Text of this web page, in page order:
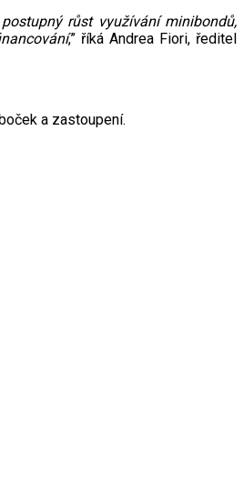
růst využívání minibondů,
,” říká Andrea Fiori, ředitel
a zastoupení.